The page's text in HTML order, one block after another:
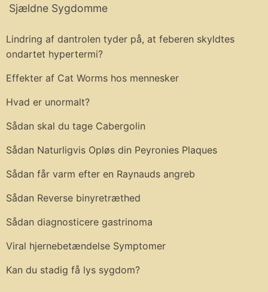
Sjældne Sygdomme
Lindring af dantrolen tyder på, at feberen skyldtes
ondartet hypertermi?
Effekter af Cat Worms hos mennesker
Hvad er unormalt?
Sådan skal du tage Cabergolin
Sådan Naturligvis Opløs din Peyronies Plaques
Sådan får varm efter en Raynauds angreb
Sådan Reverse binyretræthed
Sådan diagnosticere gastrinoma
Viral hjernebetændelse Symptomer
Kan du stadig få lys sygdom?